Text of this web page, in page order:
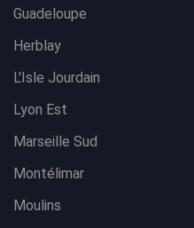
Guadeloupe
Herblay
L'Isle Jourdain
Lyon Est
Marseille Sud
Montélimar
Moulins